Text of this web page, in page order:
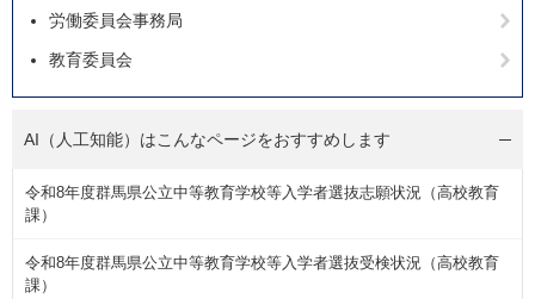
労働委員会事務局
教育委員会
AI（人工知能）はこんなページをおすすめします
令和8年度群馬県公立中等教育学校等入学者選抜志願状況（高校教育
課）
令和8年度群馬県公立中等教育学校等入学者選抜受検状況（高校教育
課）